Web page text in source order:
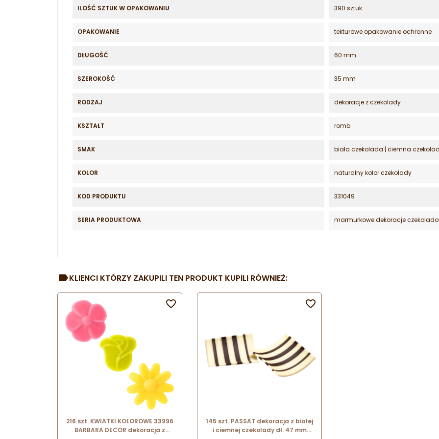
ILOŚĆ SZTUK W OPAKOWANIU 390 sztuk
OPAKOWANIE tekturowe opakowanie ochronne
DŁUGOŚĆ 60 mm
SZEROKOŚĆ 35 mm
RODZAJ dekoracje z czekolady
KSZTAŁT romb
SMAK biała czekolada | ciemna
KOLOR naturalny kolor czekolady
KOD PRODUKTU 331049
SERIA PRODUKTOWA marmurkowe dekoracje
KLIENCI KTÓRZY ZAKUPILI TEN PRODUKT KUPILI RÓWNIEŻ:
216 szt. KWIATKI KOLOROWE 33996
BARBARA DECOR dekoracja z

145 szt. PASSAT dekoracja z białej
i ciemnej czekolady dł. 47 mm
